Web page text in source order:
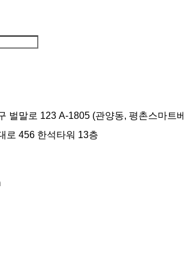
벌말로 123 A-1805 (관양동, 평촌스마트
로 456 한석타워 13층